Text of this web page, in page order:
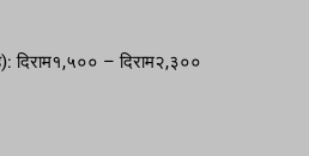
दिराम१,५०० – दिराम२,३००